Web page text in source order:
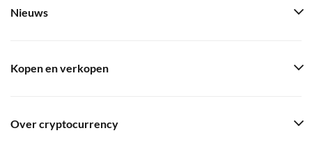
Nieuws
Kopen en verkopen
Over cryptocurrency